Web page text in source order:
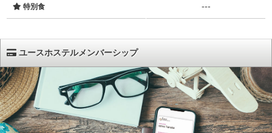
特別食 ---
ユースホステルメンバーシップ